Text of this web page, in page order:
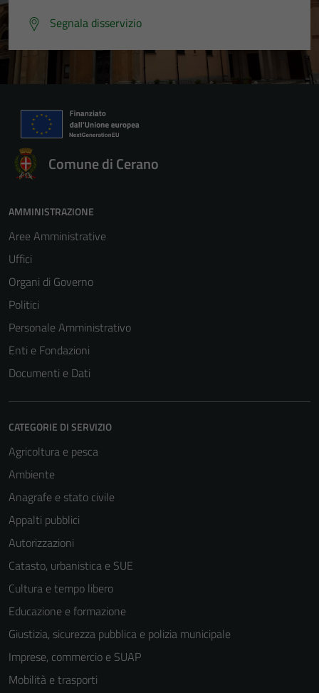
Segnala disservizio
Comune di Cerano
AMMINISTRAZIONE
Aree Amministrative
Uffici
Organi di Governo
Politici
Personale Amministrativo
Enti e Fondazioni
Documenti e Dati
CATEGORIE DI SERVIZIO
Agricoltura e pesca
Ambiente
Anagrafe e stato civile
Appalti pubblici
Autorizzazioni
Catasto, urbanistica e SUE
Cultura e tempo libero
Educazione e formazione
Giustizia, sicurezza pubblica e polizia municipale
Imprese, commercio e SUAP
Mobilità e trasporti